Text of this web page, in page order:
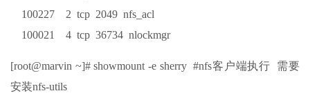
100227 2 tcp 2049 nfs_acl
100021 4 tcp 36734 nlockmgr
[root@marvin ~]# showmount -e sherry #nfs客户端执行 需要
安装nfs-utils